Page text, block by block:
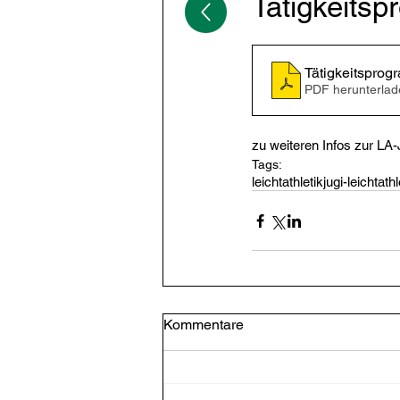
PDF
zu weiteren Infos zur
Tags:
leichtathletikjugi-
Kommentare